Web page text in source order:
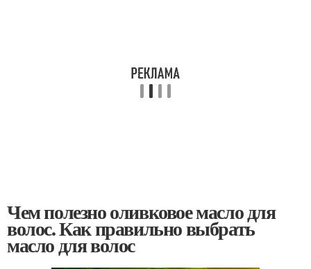
Чем полезно оливковое масло для
волос. Как правильно выбрать
масло для волос